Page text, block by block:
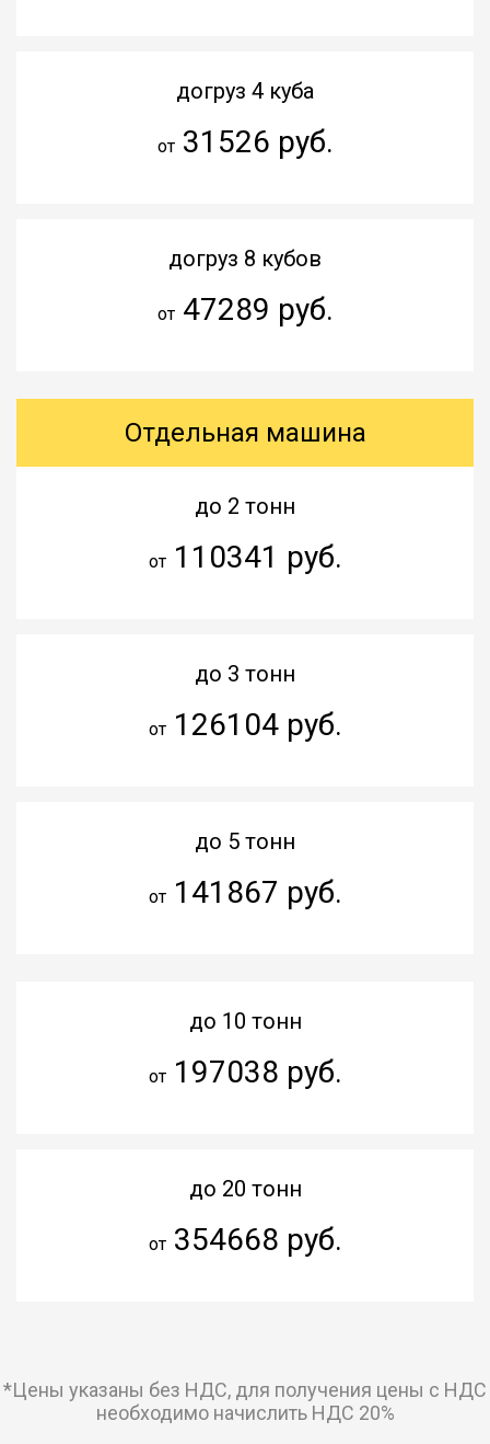
догруз 4 куба
от31526 руб.
догруз 8 кубов
от47289 руб.
Отдельная машина
до 2 тонн
от110341 руб.
до 3 тонн
от126104 руб.
до 5 тонн
от141867 руб.
до 10 тонн
от197038 руб.
до 20 тонн
от354668 руб.
*Цены указаны без НДС, для получения цены с НДС
необходимо начислить НДС 20%